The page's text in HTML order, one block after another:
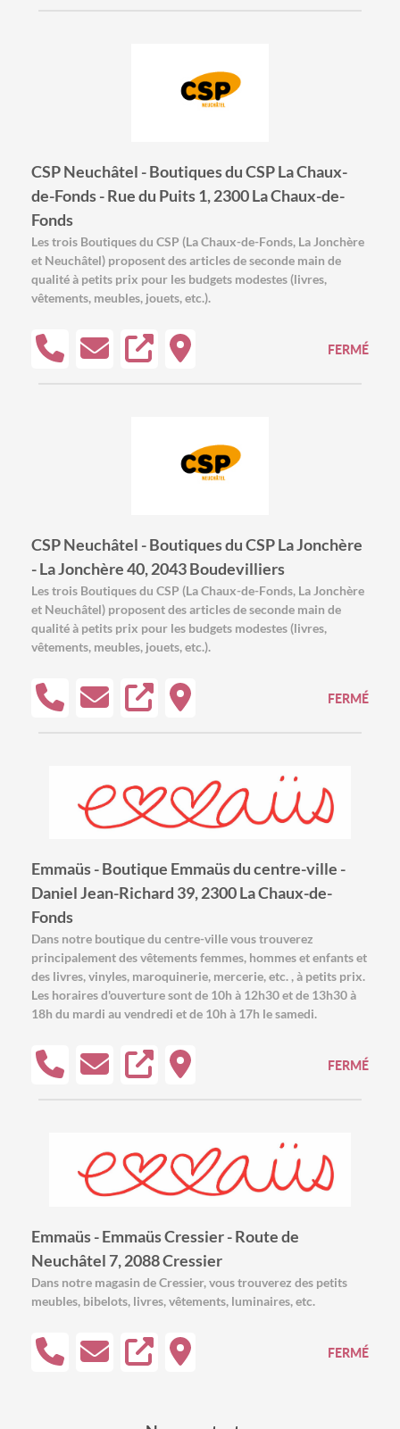
CSP Neuchâtel - Boutiques du CSP La Chaux-
de-Fonds - Rue du Puits 1, 2300 La Chaux-de-
Fonds
Les trois Boutiques du CSP (La Chaux-de-Fonds, La Jonchère
et Neuchâtel) proposent des articles de seconde main de
qualité à petits prix pour les budgets modestes (livres,
vêtements, meubles, jouets, etc.).
FERMÉ
CSP Neuchâtel - Boutiques du CSP La Jonchère
- La Jonchère 40, 2043 Boudevilliers
Les trois Boutiques du CSP (La Chaux-de-Fonds, La Jonchère
et Neuchâtel) proposent des articles de seconde main de
qualité à petits prix pour les budgets modestes (livres,
vêtements, meubles, jouets, etc.).
FERMÉ
Emmaüs - Boutique Emmaüs du centre-ville -
Daniel Jean-Richard 39, 2300 La Chaux-de-
Fonds
Dans notre boutique du centre-ville vous trouverez
principalement des vêtements femmes, hommes et enfants et
des livres, vinyles, maroquinerie, mercerie, etc. , à petits prix.
Les horaires d'ouverture sont de 10h à 12h30 et de 13h30 à
18h du mardi au vendredi et de 10h à 17h le samedi.
FERMÉ
Emmaüs - Emmaüs Cressier - Route de
Neuchâtel 7, 2088 Cressier
Dans notre magasin de Cressier, vous trouverez des petits
meubles, bibelots, livres, vêtements, luminaires, etc.
FERMÉ